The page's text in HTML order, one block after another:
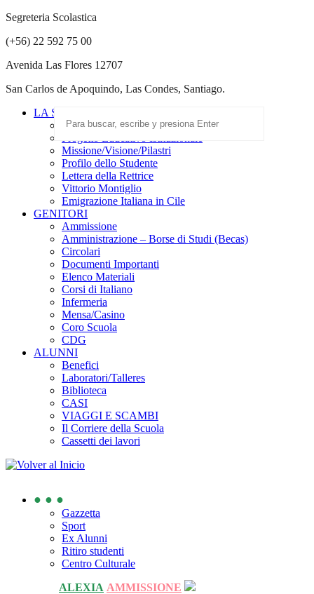
Segreteria Scolastica
(+56) 22 592 75 00
Avenida Las Flores 12707
San Carlos de Apoquindo, Las Condes, Santiago.
LA SCUOLA
Scuola Paritaria
Missione/Visione/Pilastri
Profilo dello Studente
Lettera della Rettrice
Vittorio Montiglio
Emigrazione Italiana in Cile
GENITORI
Ammissione
Amministrazione – Borse di Studi (Becas)
Circolari
Documenti Importanti
Elenco Materiali
Corsi di Italiano
Infermeria
Mensa/Casino
Coro Scuola
CDG
ALUNNI
Benefici
Laboratori/Talleres
Biblioteca
CASI
VIAGGI E SCAMBI
Il Corriere della Scuola
Cassetti dei lavori
● ● ●
Gazzetta
Sport
Ex Alunni
Ritiro studenti
Centro Culturale
ALEXIA AMMISSIONE